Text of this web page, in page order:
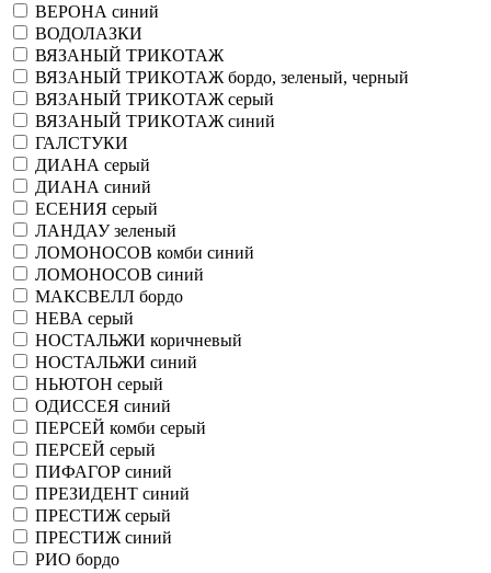
ВЕРОНА синий
ВОДОЛАЗКИ
ВЯЗАНЫЙ ТРИКОТАЖ
ВЯЗАНЫЙ ТРИКОТАЖ бордо, зеленый, черный
ВЯЗАНЫЙ ТРИКОТАЖ серый
ВЯЗАНЫЙ ТРИКОТАЖ синий
ГАЛСТУКИ
ДИАНА серый
ДИАНА синий
ЕСЕНИЯ серый
ЛАНДАУ зеленый
ЛОМОНОСОВ комби синий
ЛОМОНОСОВ синий
МАКСВЕЛЛ бордо
НЕВА серый
НОСТАЛЬЖИ коричневый
НОСТАЛЬЖИ синий
НЬЮТОН серый
ОДИССЕЯ синий
ПЕРСЕЙ комби серый
ПЕРСЕЙ серый
ПИФАГОР синий
ПРЕЗИДЕНТ синий
ПРЕСТИЖ серый
ПРЕСТИЖ синий
РИО бордо